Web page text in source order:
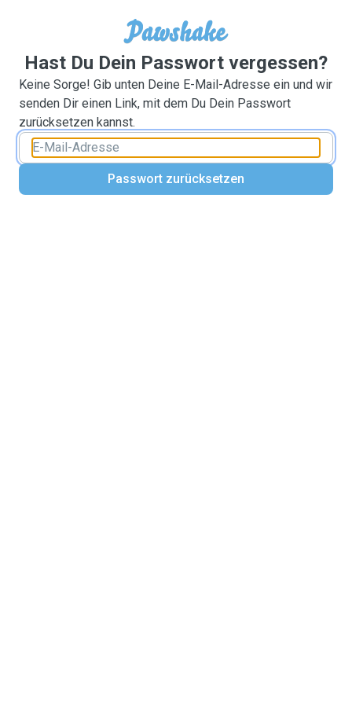
Hast Du Dein Passwort vergessen?
Keine Sorge! Gib unten Deine E-Mail-Adresse ein und wir
senden Dir einen Link, mit dem Du Dein Passwort
zurücksetzen kannst.
Passwort zurücksetzen